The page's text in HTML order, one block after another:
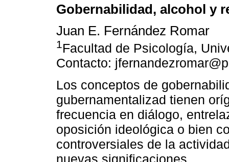
Gobernabilidad, alcohol y
Juan E. Fernández Romar
1Facultad de Psicología,
Contacto:
Los conceptos de
gubernamentalizad tienen
frecuencia en diálogo,
oposición ideológica o bien
controversiales de la
nuevas significaciones.